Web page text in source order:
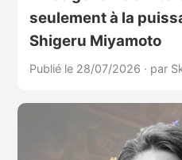
seulement à la
Shigeru Miyamoto
Publié le 28/07/2026 · par